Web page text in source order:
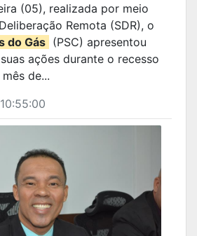
(05), realizada por meio
Remota (SDR), o
do Gás (PSC) apresentou
ações durante o recesso
de...